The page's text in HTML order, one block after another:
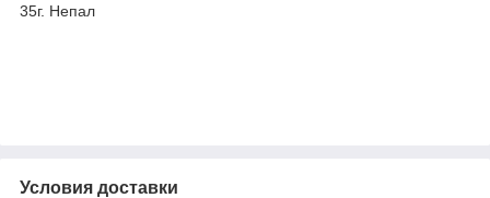
35г. Непал
Условия доставки